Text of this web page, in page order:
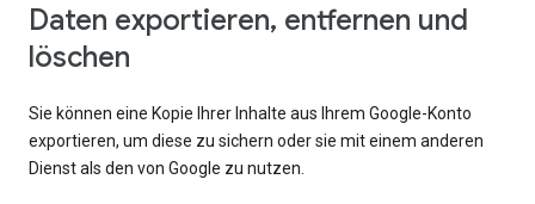
Daten exportieren, entfernen und
löschen
Sie können eine Kopie Ihrer Inhalte aus Ihrem Google-Konto
exportieren, um diese zu sichern oder sie mit einem anderen
Dienst als den von Google zu nutzen.